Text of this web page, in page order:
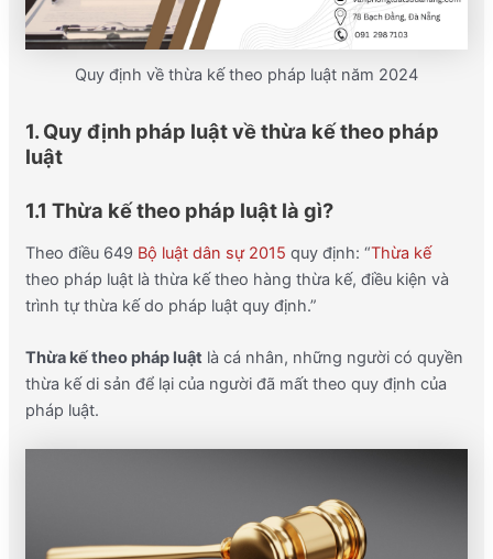
Quy định về thừa kế theo pháp luật năm 2024
1. Quy định pháp luật về thừa kế theo pháp
luật
1.1 Thừa kế theo pháp luật là gì?
Theo điều 649 Bộ luật dân sự 2015 quy định: “Thừa kế
theo pháp luật là thừa kế theo hàng thừa kế, điều kiện và
trình tự thừa kế do pháp luật quy định.”
Thừa kế theo pháp luậtlà cá nhân, những người có quyền
thừa kế di sản để lại của người đã mất theo quy định của
pháp luật.